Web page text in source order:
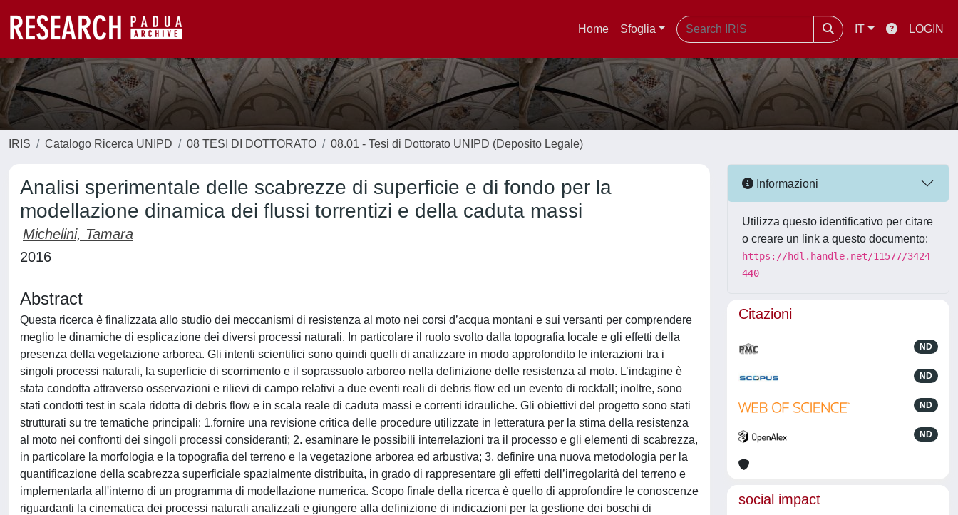
Home Sfoglia IT LOGIN
IRIS Catalogo Ricerca UNIPD 08 TESI DI DOTTORATO 08.01 - Tesi di Dottorato UNIPD (Deposito Legale)
Analisi sperimentale delle scabrezze di superficie e di fondo per la
modellazione dinamica dei flussi torrentizi e della caduta massi
Michelini, Tamara
2016
Abstract
Questa ricerca è finalizzata allo studio dei meccanismi di resistenza al moto nei corsi d’acqua montani e sui versanti per comprendere
meglio le dinamiche di esplicazione dei diversi processi naturali. In particolare il ruolo svolto dalla topografia locale e gli effetti della
presenza della vegetazione arborea. Gli intenti scientifici sono quindi quelli di analizzare in modo approfondito le interazioni tra i
singoli processi naturali, la superficie di scorrimento e il soprassuolo arboreo nella definizione delle resistenza al moto. L’indagine è
stata condotta attraverso osservazioni e rilievi di campo relativi a due eventi reali di debris flow ed un evento di rockfall; inoltre, sono
stati condotti test in scala ridotta di debris flow e in scala reale di caduta massi e correnti idrauliche. Gli obiettivi del progetto sono stati
strutturati su tre tematiche principali: 1.fornire una revisione critica delle procedure utilizzate in letteratura per la stima della resistenza
al moto nei confronti dei singoli processi consideranti; 2. esaminare le possibili interrelazioni tra il processo e gli elementi di scabrezza,
in particolare la morfologia e la topografia del terreno e la vegetazione arborea ed arbustiva; 3. definire una nuova metodologia per la
quantificazione della scabrezza superficiale spazialmente distribuita, in grado di rappresentare gli effetti dell’irregolarità del terreno e
implementarla all'interno di un programma di modellazione numerica. Scopo finale della ricerca è quello di approfondire le conoscenze
riguardanti la cinematica dei processi naturali analizzati e giungere alla definizione di indicazioni per la gestione dei boschi di
Informazioni
Utilizza questo identificativo per citare
o creare un link a questo documento:
https://hdl.handle.net/11577/3424
440
Citazioni
ND
ND
ND
ND
social impact